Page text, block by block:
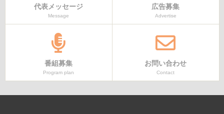
代表メッセージ
Message
広告募集
Advertise
番組募集
Program plan
お問い合わせ
Contact